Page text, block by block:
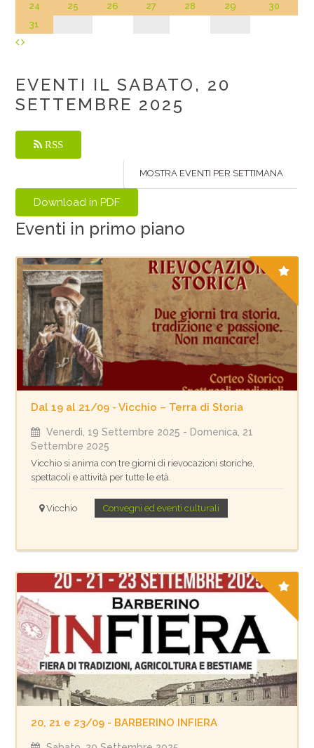
24
25 26 27 28 29
30
31
EVENTI IL SABATO, 20
SETTEMBRE 2025
RSS
MOSTRA EVENTI PER SETTIMANA
Eventi in primo piano
Dal 19 al 21/09 - Vicchio – Terra di Storia
Venerdì, 19 Settembre 2025 - Domenica, 21
Settembre 2025
Vicchio si anima con tre giorni di rievocazioni storiche,
spettacoli e attività per tutte le età.
Vicchio Convegni ed eventi culturali
20, 21 e 23/09 - BARBERINO INFIERA